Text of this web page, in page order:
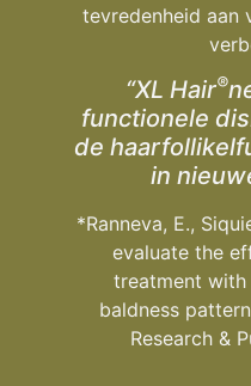
tevredenheid aan
“XL Hair®
functionele
de
in
*Ranneva, E.,
evaluate the
treatment with
baldness
Research &